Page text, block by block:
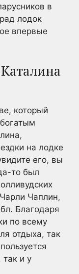
в
лодок
впервые
который
на лодке
его, вы
то был
Чаплин,
Благодаря
по всему
отдыха, так
так и у